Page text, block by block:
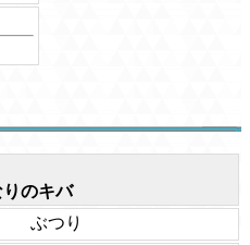
のキバ
ぶつり